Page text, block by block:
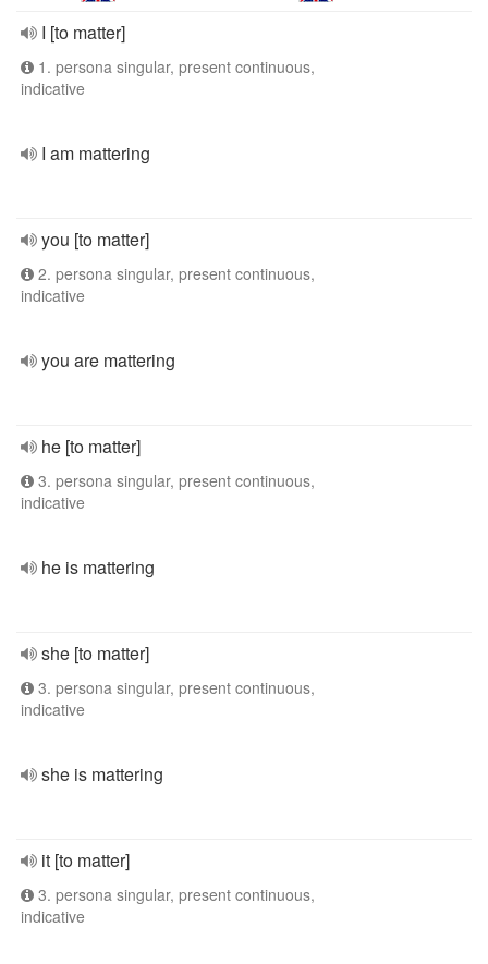
I [to matter]
1. persona singular, present continuous,
indicative
I am mattering
you [to matter]
2. persona singular, present continuous,
indicative
you are mattering
he [to matter]
3. persona singular, present continuous,
indicative
he is mattering
she [to matter]
3. persona singular, present continuous,
indicative
she is mattering
it [to matter]
3. persona singular, present continuous,
indicative